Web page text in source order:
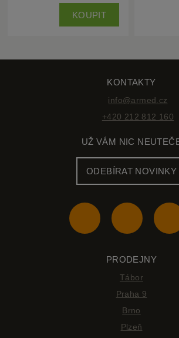
KONTAKTY
info@armed.cz
+420 212 812 160
UŽ VÁM NIC
ODEBÍRAT NOVINKY
PRODEJNY
Tábor
Praha 9
Brno
Plzeň